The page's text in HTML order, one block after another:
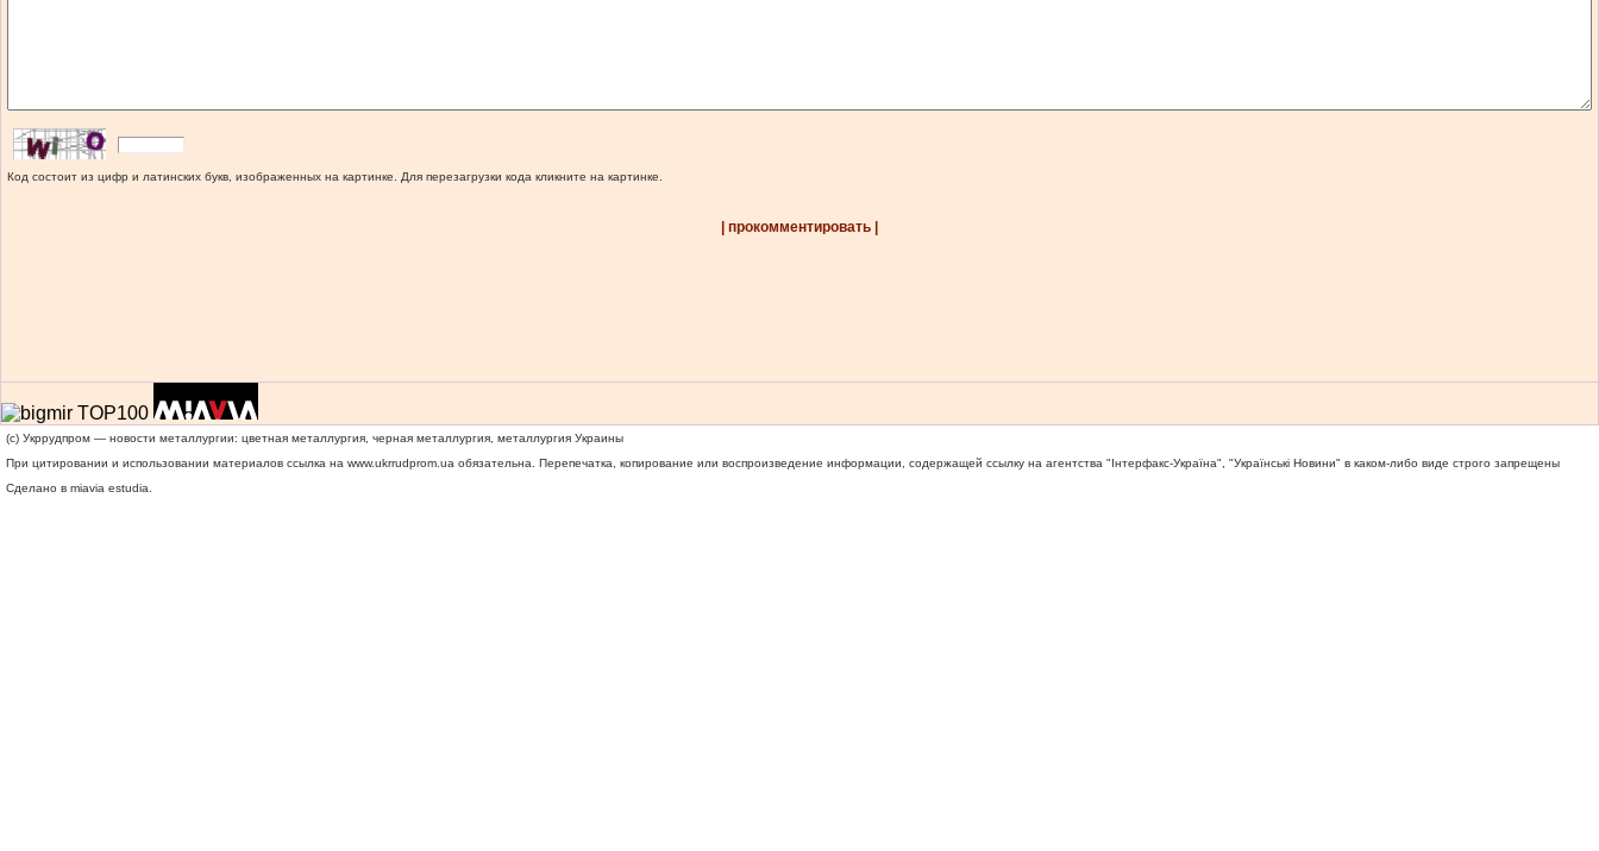
Код состоит из цифр и латинских букв, изображенных на картинке. Для перезагрузки кода кликните на картинке.
| прокомментировать |
(c) Укррудпром — новости металлургии: цветная металлургия, черная металлургия, металлургия Украины
При цитировании и использовании материалов ссылка на www.ukrrudprom.ua обязательна. Перепечатка, копирование или воспроизведение информации, содержащей ссылку на агентства "Iнтерфакс-Україна", "Українськi Новини" в каком-либо виде строго запрещены
Сделано в miavia estudia.